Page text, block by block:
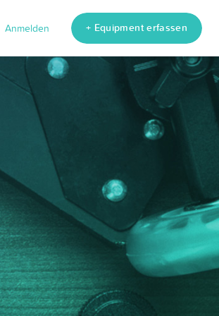
Anmelden + Equipment erfassen